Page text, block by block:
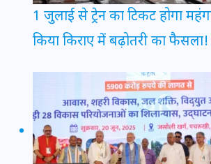
1 जुलाई से ट्रेन का टिकट होगा
किया किराए में बढ़ोतरी का फैसला!